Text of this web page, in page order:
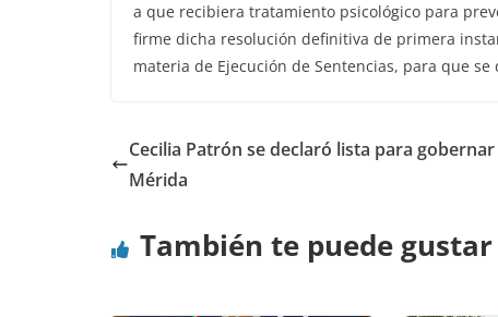
a que recibiera tratamiento psicológico para
firme dicha resolución definitiva de primera
materia de Ejecución de Sentencias, para que
Cecilia Patrón se declaró lista para gobernar
Mérida
También te puede gustar